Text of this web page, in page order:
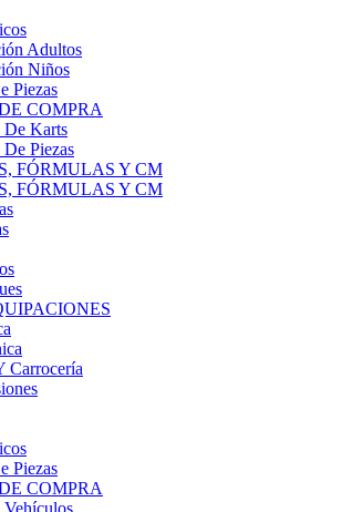
Adultos
Niños
Piezas
COMPRA
De Karts
Piezas
FÓRMULAS Y CM
FÓRMULAS Y CM
Carrocería
Piezas
COMPRA
Vehículos
Piezas